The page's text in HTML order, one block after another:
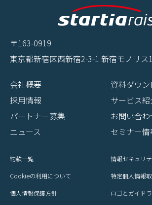
〒163-0919
東京都新宿区西新宿2-3-1 新宿モノリス
会社概要
資料ダウ
採用情報
サービス
パートナー募集
お問い合わ
ニュース
セミナー情
約款一覧 情報セキュリ
Cookieの利用について 特定個人情報
個人情報保護方針 ロゴとガイド